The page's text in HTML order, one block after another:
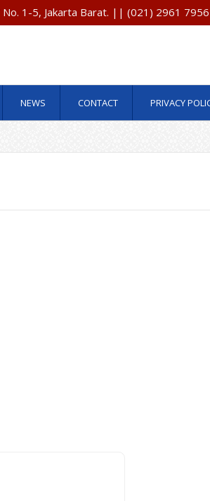
No. 1-5, Jakarta Barat. || (021) 2961
NEWS CONTACT PRIVACY